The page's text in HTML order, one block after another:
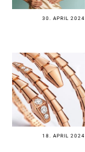
30. APRIL 2024
18. APRIL 2024